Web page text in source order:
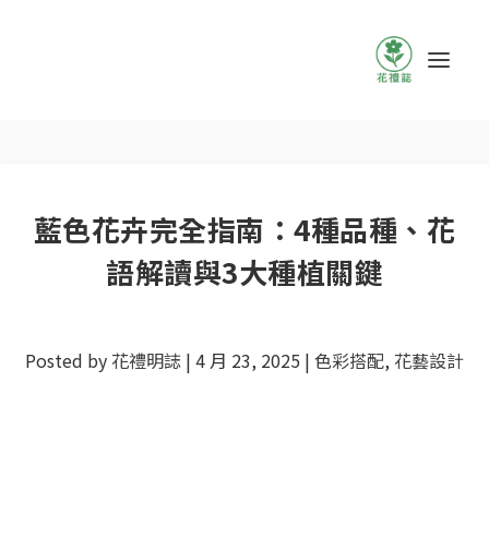
藍色花卉完全指南：4種品種、花
語解讀與3大種植關鍵
Posted by 花禮明誌 | 4 月 23, 2025 | 色彩搭配, 花藝設計